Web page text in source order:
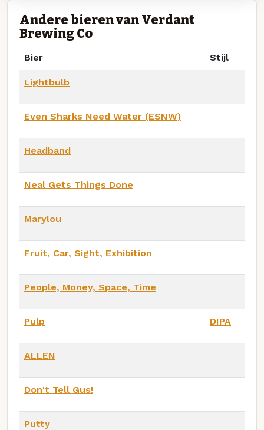
Andere bieren van Verdant
Brewing Co
Bier Stijl
Lightbulb
Even Sharks Need Water (ESNW)
Headband
Neal Gets Things Done
Marylou
Fruit, Car, Sight, Exhibition
People, Money, Space, Time
Pulp DIPA
ALLEN
Don't Tell Gus!
Putty